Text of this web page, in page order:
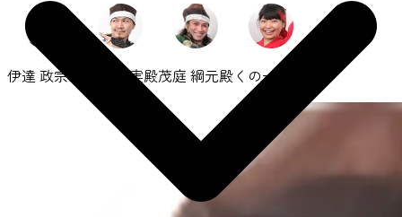
伊達 政宗公 伊達 成実殿茂庭 綱元殿くの一 畑殿